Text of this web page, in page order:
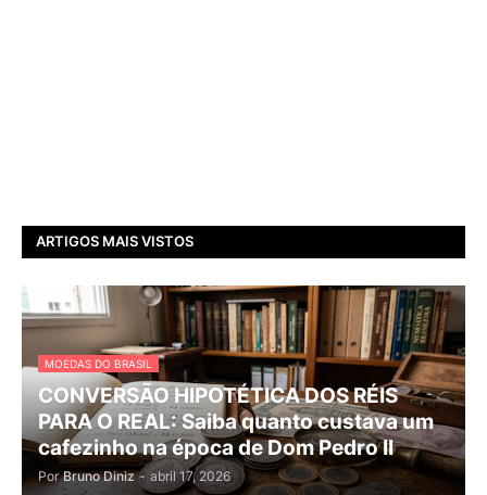
ARTIGOS MAIS VISTOS
MOEDAS DO BRASIL
CONVERSÃO HIPOTÉTICA DOS RÉIS
PARA O REAL: Saiba quanto custava um
cafezinho na época de Dom Pedro II
Por Bruno Diniz - abril 17, 2026